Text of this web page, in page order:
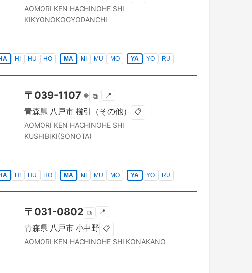
AOMORI KEN HACHINOHE SHI
KIKYONOKOGYODANCHI
HA HI HU HO MA MI MU MO YA YO RU
〒 039-1107 ※ ⧉ 📍
青森県 八戸市 櫛引（その他） 📋
AOMORI KEN HACHINOHE SHI
KUSHIBIKI(SONOTA)
HA HI HU HO MA MI MU MO YA YO RU
〒 031-0802 ⧉ 📍
青森県 八戸市 小中野 📋
AOMORI KEN HACHINOHE SHI KONAKANO